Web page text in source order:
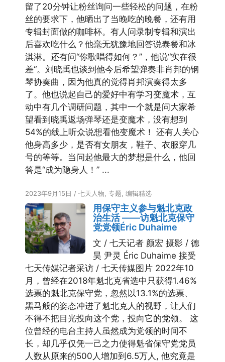
留了20分钟让粉丝询问一些轻松的问题，在粉
丝的要求下，他晒出了当晚吃的晚餐，还有用
专辑封面做的咖啡杯。有人问录制专辑和演出
后喜欢吃什么？他毫无犹豫地回答说泰餐和冰
淇淋。还有问“你歌唱得如何？”，他说“实在很
差“。刘晓禹也谈到他今后希望弹奏非肖邦的钢
琴协奏曲，因为他真的觉得肖邦演奏得太多
了。他也说起自己的爱好中有学习变魔术，互
动中有几个调研问题，其中一个就是问大家希
望看到晓禹返场弹琴还是变魔术，没有想到
54%的线上听众说想看他变魔术！ 还有人关心
他身高多少，是否有女朋友，鞋子、衣服穿几
号的等等。当问起他最大的梦想是什么，他回
答是“成为隐身人！” ...
2023年9月15日 / 七天人物 专题 编辑精选
用保守主义参与魁北克政
治生活 ——访魁北克保守
党党领Éric Duhaime
文 / 七天记者 颜宏 摄影 / 德
昊 尹灵 Éric Duhaime 接受
七天传媒记者采访 / 七天传媒图片 2022年10
月，曾经在2018年魁北克省选中只获得1.46%
选票的魁北克保守党，忽然以13.1%的选票、
黑马般的姿态冲进了魁北克人的视野，让人们
不得不把目光投向这个党，投向它的党领。 这
位曾经的电台主持人虽然成为党领的时间不
长，却几乎仅凭一己之力使得魁省保守党党员
人数从原来的500人增加到6.5万人, 他究竟是